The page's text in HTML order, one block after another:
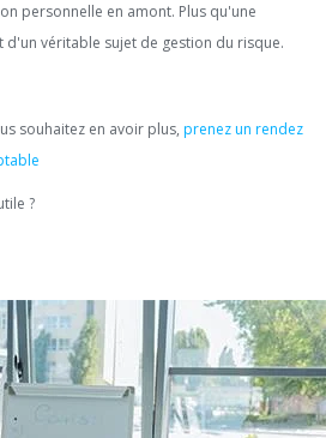
personnelle en amont. Plus qu'une
véritable sujet de gestion du risque.
souhaitez en avoir plus, prenez un rendez
?